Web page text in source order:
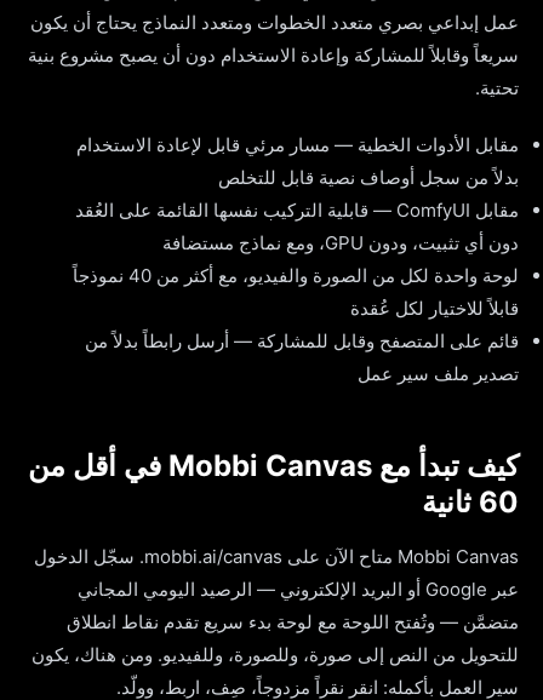
عمل إبداعي بصري متعدد الخطوات ومتعدد النماذج يحتاج أن يكون
سريعاً وقابلاً للمشاركة وإعادة الاستخدام دون أن يصبح مشروع بنية
تحتية.
مقابل الأدوات الخطية — مسار مرئي قابل لإعادة الاستخدام
بدلاً من سجل أوصاف نصية قابل للتخلص
مقابل ComfyUI — قابلية التركيب نفسها القائمة على العُقد
دون أي تثبيت، ودون GPU، ومع نماذج مستضافة
لوحة واحدة لكل من الصورة والفيديو، مع أكثر من 40 نموذجاً
قابلاً للاختيار لكل عُقدة
قائم على المتصفح وقابل للمشاركة — أرسل رابطاً بدلاً من
تصدير ملف سير عمل
كيف تبدأ مع Mobbi Canvas في أقل من
60 ثانية
Mobbi Canvas متاح الآن على mobbi.ai/canvas. سجّل الدخول
عبر Google أو البريد الإلكتروني — الرصيد اليومي المجاني
متضمَّن — وتُفتح اللوحة مع لوحة بدء سريع تقدم نقاط انطلاق
للتحويل من النص إلى صورة، وللصورة، وللفيديو. ومن هناك، يكون
سير العمل بأكمله: انقر نقراً مزدوجاً، صِف، اربط، وولّد.